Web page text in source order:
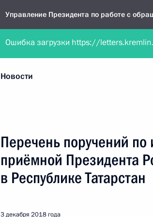
Управление Президента по работе с
Обратиться в форме электронного документа
Все новости
Все руководители, регионы, города и темы
Новости
Перечень поручений
приёмной Президента
в Республике Татарстан
3 декабря 2018 года
Ошибка загрузки https://